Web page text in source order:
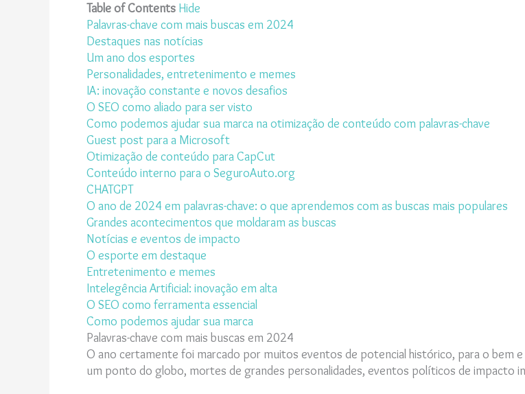
Table of Contents Hide
Palavras-chave com mais buscas em 2024
Destaques nas notícias
Um ano dos esportes
Personalidades, entretenimento e memes
IA: inovação constante e novos desafios
O SEO como aliado para ser visto
Como podemos ajudar sua marca na otimização de conteúdo com palavras-chave
Guest post para a Microsoft
Otimização de conteúdo para CapCut
Conteúdo interno para o SeguroAuto.org
CHATGPT
O ano de 2024 em palavras-chave: o que aprendemos com as buscas mais populares
Grandes acontecimentos que moldaram as buscas
Notícias e eventos de impacto
O esporte em destaque
Entretenimento e memes
Intelegência Artificial: inovação em alta
O SEO como ferramenta essencial
Como podemos ajudar sua marca
Palavras-chave com mais buscas em 2024
O ano certamente foi marcado por muitos eventos de potencial histórico, para o bem e
um ponto do globo, mortes de grandes personalidades, eventos políticos de impacto